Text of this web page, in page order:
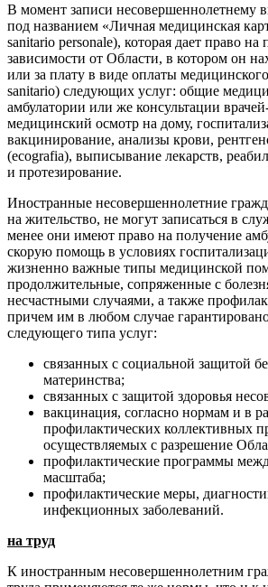
В момент записи несовершеннолетнему
под названием «Личная медицинская
sanitario personale), которая дает право на
зависимости от Области, в котором он
или за плату в виде оплаты
sanitario) следующих услуг: общие
амбулатории или же консультации
медицинский осмотр на дому,
вакцинирование, анализы крови,
(ecografia), выписывание лекарств,
и протезирование.
Иностранные несовершеннолетние
на жительство, не могут записаться в
менее они имеют право на получение
скорую помощь в условиях
жизненно важные типы медицинской
продолжительные, сопряженные с
несчастными случаями, а также
причем им в любом случае
следующего типа услуг:
связанных с социальной защитой
материнства;
связанных с защитой здоровья
вакцинация, согласно нормам и в
профилактических коллективных
осуществляемых с разрешение
профилактические программы
масштаба;
профилактические меры,
инфекционных заболеваний.
на труд
К иностранным несовершеннолетним